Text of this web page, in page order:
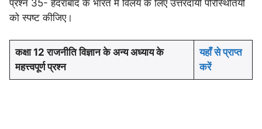
प्रश्न 35- हैदराबाद के भारत में विलय के लिए उत्तरदायी परिस्थितियों
को स्पष्ट कीजिए।
कक्षा 12 राजनीति विज्ञान के अन्य अध्याय के
महत्त्वपूर्ण प्रश्न
यहाँ से प्राप्त
करें